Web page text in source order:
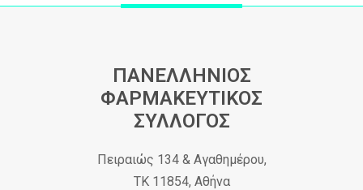
ΠΑΝΕΛΛΗΝΙΟΣ
ΦΑΡΜΑΚΕΥΤΙΚΟΣ
ΣΥΛΛΟΓΟΣ
Πειραιώς 134 & Αγαθημέρου,
ΤΚ 11854, Αθήνα